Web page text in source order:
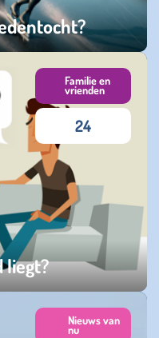
liegt?
Familie en
vrienden
24
Nieuws van
nu